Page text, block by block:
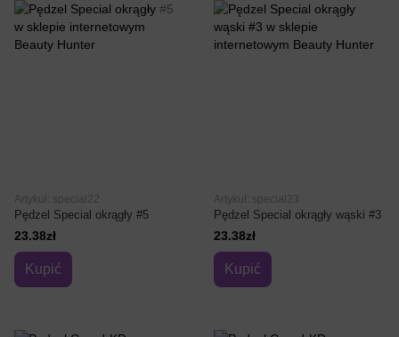
Artykuł: special22
Pędzel Special okrągły #5
23.38zł
Kupić
Artykuł: special23
Pędzel Special okrągły wąski #3
23.38zł
Kupić